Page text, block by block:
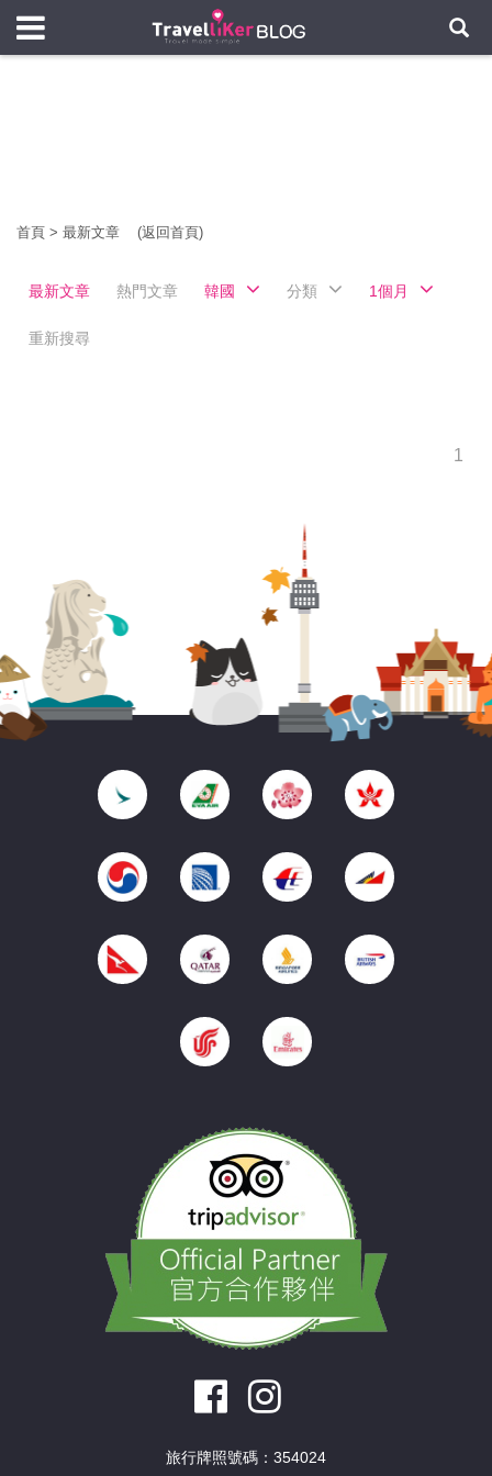
首頁 > 最新文章 (返回首頁)
最新文章 熱門文章 韓國 分類 1個月
重新搜尋
1
旅行牌照號碼：354024